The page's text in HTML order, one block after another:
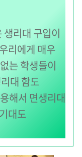
리대 구입이
리에게 매우
는 학생들이
대 함도
해서 면생리대
대도